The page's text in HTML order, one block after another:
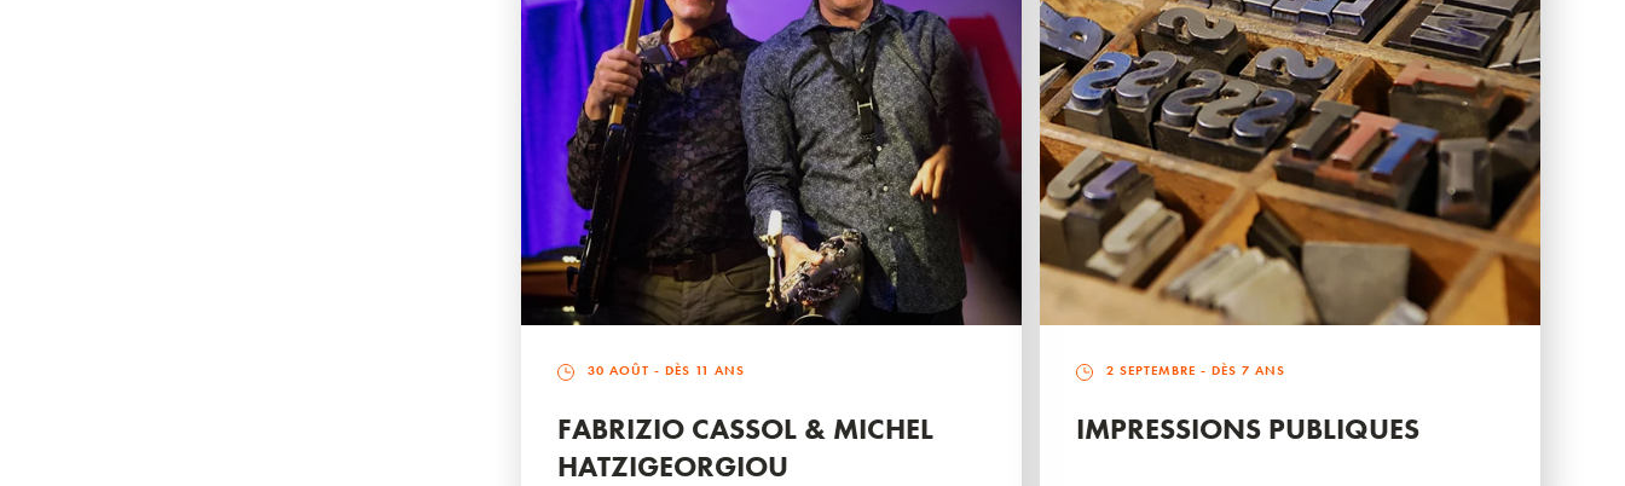
30 AOÛT - DÈS 11 ANS
FABRIZIO CASSOL & MICHEL
HATZIGEORGIOU
2 SEPTEMBRE - DÈS 7 ANS
IMPRESSIONS PUBLIQUES